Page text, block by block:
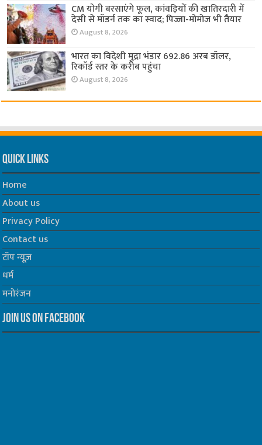
CM योगी बरसाएंगे फूल, कांवड़ियों की खातिरदारी में
देसी से मॉडर्न तक का स्वाद; पिज्जा-मोमोज भी तैयार
August 8, 2026
भारत का विदेशी मुद्रा भंडार 692.86 अरब डॉलर,
रिकॉर्ड स्तर के करीब पहुंचा
August 8, 2026
Quick Links
Home
About us
Privacy Policy
Contact us
टॉप न्यूज़
धर्म
मनोरंजन
Join us on Facebook